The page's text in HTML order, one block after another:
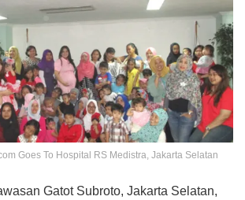
Goes To Hospital RS Medistra, Jakarta Selatan
Gatot Subroto, Jakarta Selatan,